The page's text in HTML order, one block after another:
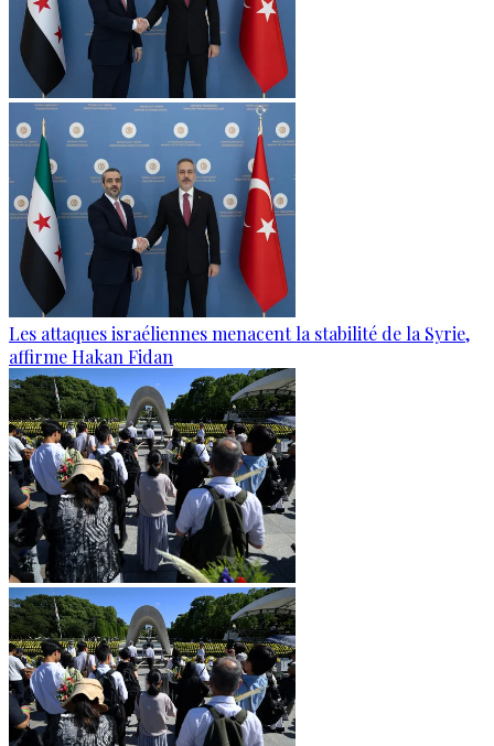
Les attaques israéliennes menacent la stabilité de la Syrie,
affirme Hakan Fidan